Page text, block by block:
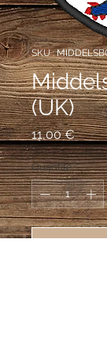
SKU :
(UK)
11,00 €Prix
Quantité *